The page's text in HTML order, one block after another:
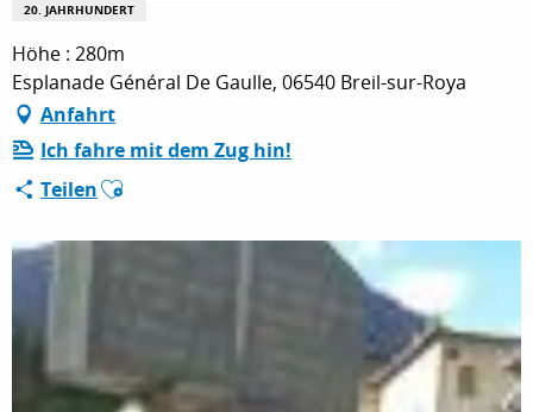
AUFENTHALT
ESPACE PRO
20. JAHRHUNDERT
Höhe : 280m
Esplanade Général De Gaulle, 06540 Breil-sur-Roya
Anfahrt
Ich fahre mit dem Zug hin!
TeilenAjouter aux favoris